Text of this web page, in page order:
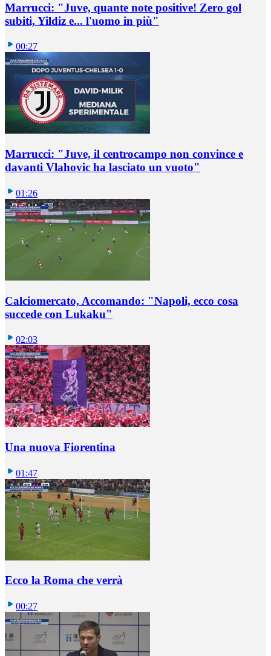
Marrucci: "Juve, quante note positive! Zero gol
subiti, Yildiz e... l'uomo in più"
00:27
Marrucci: "Juve, il centrocampo non convince e
davanti Vlahovic ha lasciato un vuoto"
01:26
Calciomercato, Accomando: "Napoli, ecco cosa
succede con Lukaku"
02:03
Una nuova Fiorentina
01:47
Ecco la Roma che verrà
00:27